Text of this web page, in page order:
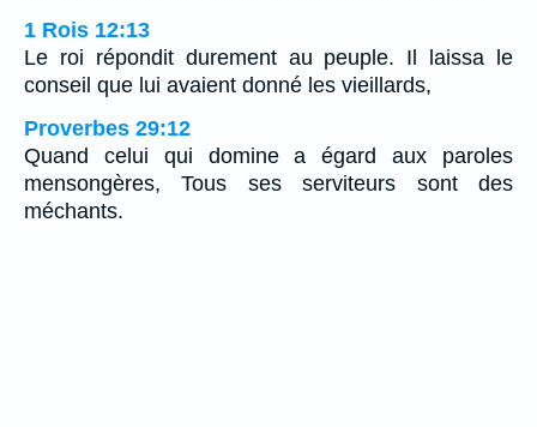
1 Rois 12:13
Le roi répondit durement au peuple. Il laissa le
conseil que lui avaient donné les vieillards,
Proverbes 29:12
Quand celui qui domine a égard aux paroles
mensongères, Tous ses serviteurs sont des
méchants.